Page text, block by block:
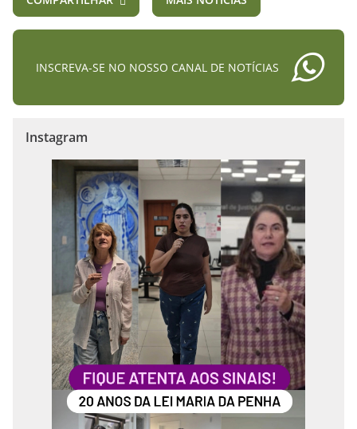
INSCREVA-SE NO NOSSO CANAL DE NOTÍCIAS
Instagram